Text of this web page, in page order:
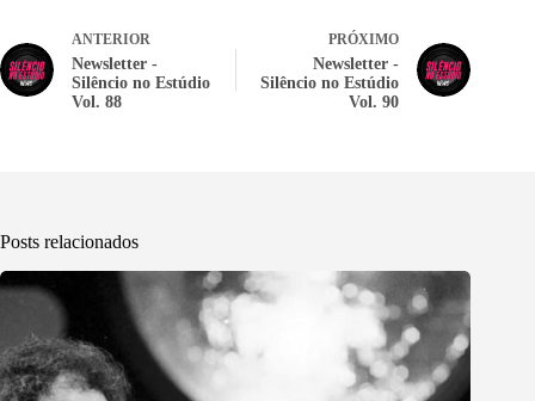
ANTERIOR
Newsletter -
Silêncio no Estúdio
Vol. 88
PRÓXIMO
Newsletter -
Silêncio no Estúdio
Vol. 90
Posts relacionados